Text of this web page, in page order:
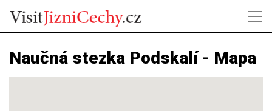
Naučná stezka Podskalí - Mapa